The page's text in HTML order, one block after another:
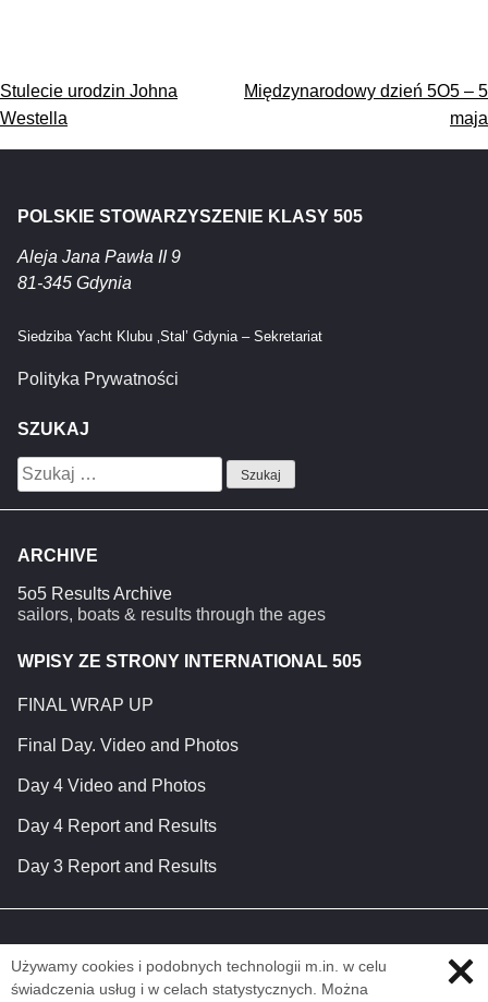
Nawigacja
wpisu
Stulecie urodzin Johna
Westella
Międzynarodowy dzień 5O5 – 5
maja
POLSKIE STOWARZYSZENIE KLASY 505
Aleja Jana Pawła II 9
81-345 Gdynia
Siedziba Yacht Klubu ‚Stal’ Gdynia – Sekretariat
Polityka Prywatności
SZUKAJ
Szukaj:
ARCHIVE
5o5 Results Archive
sailors, boats & results through the ages
WPISY ZE STRONY INTERNATIONAL 505
FINAL WRAP UP
Final Day. Video and Photos
Day 4 Video and Photos
Day 4 Report and Results
Day 3 Report and Results
Używamy cookies i podobnych technologii m.in. w celu
świadczenia usług i w celach statystycznych. Można